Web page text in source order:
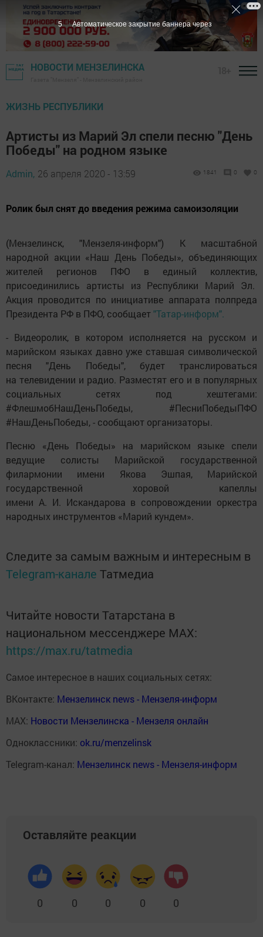
НОВОСТИ МЕНЗЕЛИНСКА
ЖИЗНЬ РЕСПУБЛИКИ
Артисты из Марий Эл спели песню "День
Победы" на родном языке
Admin, 26 апреля 2020 - 13:59 1841 0 0
Ролик был снят до введения режима самоизоляции
(Мензелинск, "Мензеля-информ") К масштабной
народной акции «Наш День Победы», объединяющих
жителей регионов ПФО в единый коллектив,
присоединились артисты из Республики Марий Эл.
Акция проводится по инициативе аппарата полпреда
Президента РФ в ПФО, сообщает "Татар-информ".
- Видеоролик, в котором исполняется на русском и
марийском языках давно уже ставшая символической
песня "День Победы", будет транслироваться
на телевидении и радио. Разместят его и в популярных
социальных сетях под хештегами:
#ФлешмобНашДеньПобеды, #ПесниПобедыПФО
#НашДеньПобеды, - сообщают организаторы.
Песню «День Победы» на марийском языке спели
ведущие солисты Марийской государственной
филармонии имени Якова Эшпая, Марийской
государственной хоровой капеллы
имени А. И. Искандарова в сопровождении оркестра
народных инструментов «Марий кундем».
Следите за самым важным и интересным в
Telegram-канале Татмедиа
Читайте новости Татарстана в
национальном мессенджере MАХ:
https://max.ru/tatmedia
Самое интересное в наших социальных сетях:
ВКонтакте: Мензелинск news - Мензеля-информ
MAX: Новости Мензелинска - Мензеля онлайн
Одноклассники: ok.ru/menzelinsk
Telegram-канал: Мензелинск news - Мензеля-информ
Оставляйте реакции
0 0 0 0 0
4 Автоматическое закрытие баннера через